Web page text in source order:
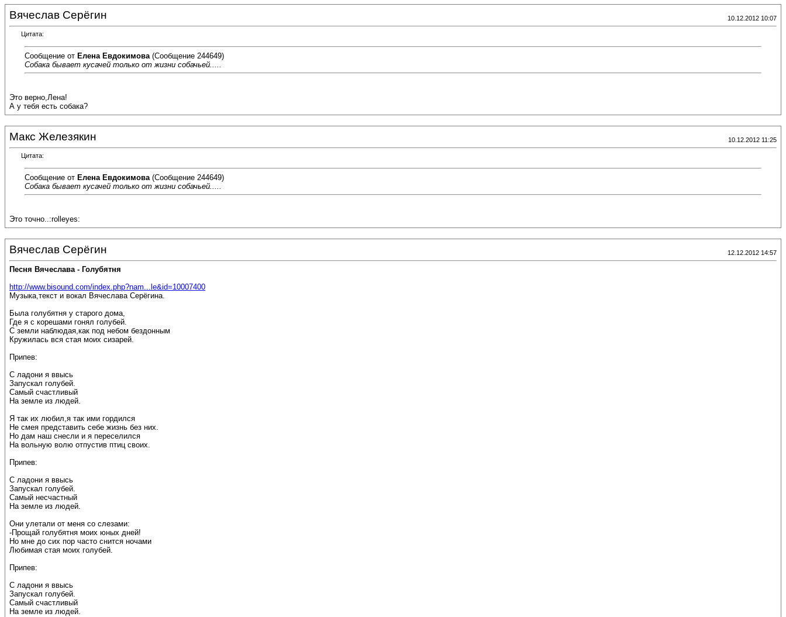
Вячеслав Серёгин 10.12.2012 10:07
Цитата:
Сообщение от Елена Евдокимова (Сообщение 244649)
Собака бывает кусачей только от жизни собачьей.....
Это верно,Лена!
А у тебя есть собака?
Макс Железякин 10.12.2012 11:25
Цитата:
Сообщение от Елена Евдокимова (Сообщение 244649)
Собака бывает кусачей только от жизни собачьей.....
Это точно..:rolleyes:
Вячеслав Серёгин 12.12.2012 14:57
Песня Вячеслава - Голубятня
http://www.bisound.com/index.php?nam...le&id=10007400
Музыка,текст и вокал Вячеслава Серёгина.
Была голубятня у старого дома,
Где я с корешами гонял голубей.
С земли наблюдая,как под небом бездонным
Кружилась вся стая моих сизарей.
Припев:
С ладони я ввысь
Запускал голубей.
Самый счастливый
На земле из людей.
Я так их любил,я так ими гордился
Не смея представить себе жизнь без них.
Но дам наш снесли и я переселился
На вольную волю отпустив птиц своих.
Припев:
С ладони я ввысь
Запускал голубей.
Самый несчастный
На земле из людей.
Они улетали от меня со слезами:
-Прощай голубятня моих юных дней!
Но мне до сих пор часто снится ночами
Любимая стая моих голубей.
Припев:
С ладони я ввысь
Запускал голубей.
Самый счастливый
На земле из людей.